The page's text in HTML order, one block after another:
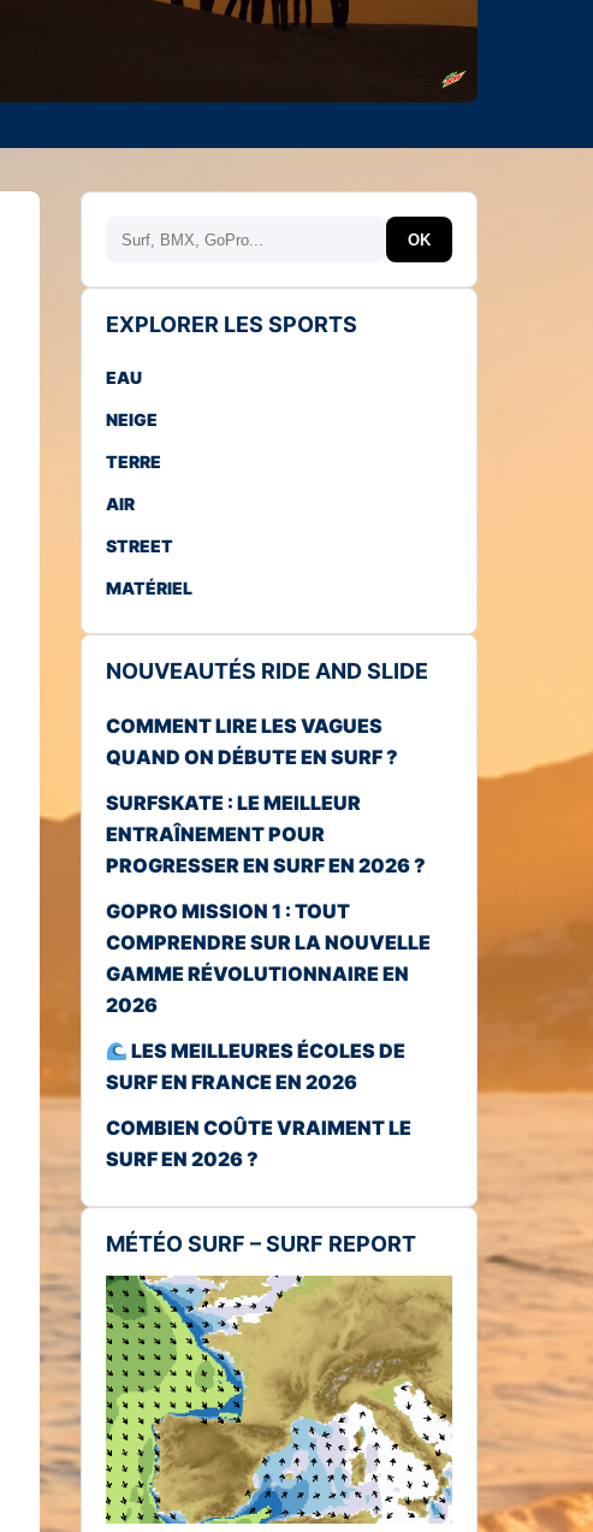
Rechercher OK
EXPLORER LES SPORTS
EAU
NEIGE
TERRE
AIR
STREET
MATÉRIEL
NOUVEAUTÉS RIDE AND SLIDE
COMMENT LIRE LES VAGUES
QUAND ON DÉBUTE EN SURF ?
SURFSKATE : LE MEILLEUR
ENTRAÎNEMENT POUR
PROGRESSER EN SURF EN 2026 ?
GOPRO MISSION 1 : TOUT
COMPRENDRE SUR LA NOUVELLE
GAMME RÉVOLUTIONNAIRE EN
2026
LES MEILLEURES ÉCOLES DE
SURF EN FRANCE EN 2026
COMBIEN COÛTE VRAIMENT LE
SURF EN 2026 ?
MÉTÉO SURF – SURF REPORT